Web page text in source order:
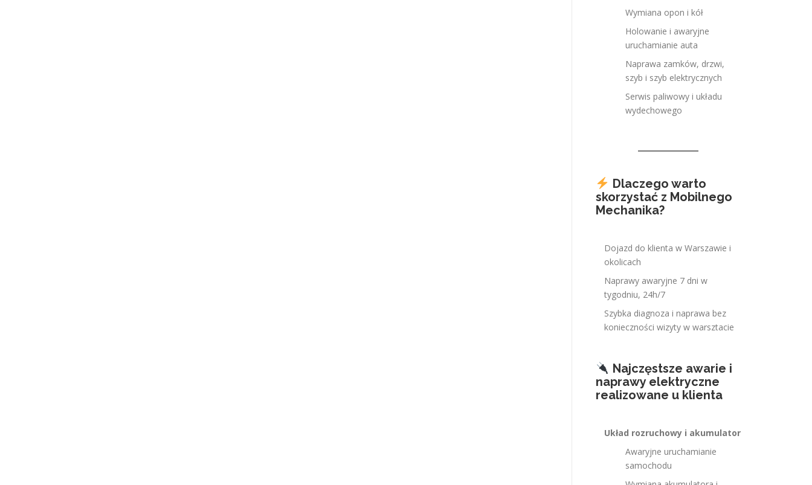
Wymiana opon i kół
Holowanie i awaryjne
uruchamianie auta
Naprawa zamków, drzwi,
szyb i szyb elektrycznych
Serwis paliwowy i układu
wydechowego
Dlaczego warto
skorzystać z Mobilnego
Mechanika?
Dojazd do klienta w Warszawie i
okolicach
Naprawy awaryjne 7 dni w
tygodniu, 24h/7
Szybka diagnoza i naprawa bez
konieczności wizyty w warsztacie
Najczęstsze awarie i
naprawy elektryczne
realizowane u klienta
Układ rozruchowy i akumulator
Awaryjne uruchamianie
samochodu